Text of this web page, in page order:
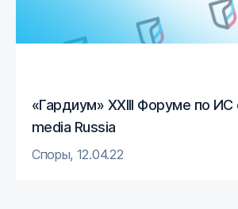
«Гардиум» XXIII Форуме по ИС
media Russia
Споры, 12.04.22